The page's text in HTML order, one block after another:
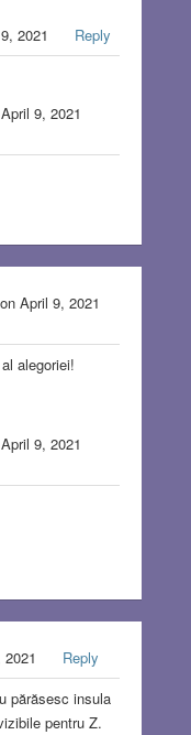
2021
Reply
9, 2021
April 9, 2021
alegoriei!
9, 2021
Reply
părăsesc insula
pentru Z.